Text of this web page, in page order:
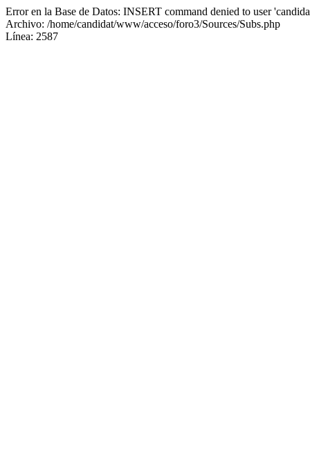
Error en la Base de Datos: INSERT command denied to user
Archivo: /home/candidat/www/acceso/foro3/Sources/Subs.php
Línea: 2587